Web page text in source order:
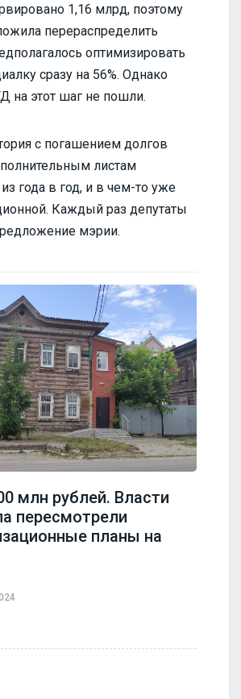
1,16 млрд, поэтому
перераспределить
оптимизировать
сразу на 56%. Однако
на этот шаг не пошли.
с погашением долгов
листам
из года в год, и в чем-то уже
Каждый раз депутаты
мэрии.
млн рублей. Власти
пересмотрели
планы на